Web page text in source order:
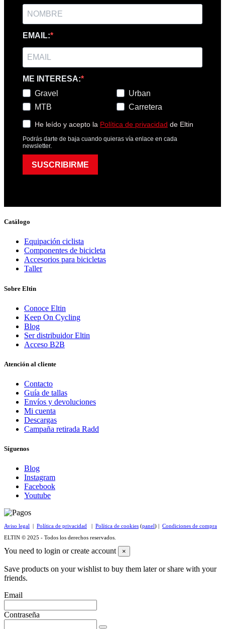
EMAIL:
ME INTERESA:
Gravel
MTB
Urban
Carretera
He leído y acepto la Política de privacidad de Eltin
Podrás darte de baja cuando quieras vía enlace en cada
newsletter.
SUSCRIBIRME
Catálogo
Equipación ciclista
Componentes de bicicleta
Accesorios para bicicletas
Taller
Sobre Eltin
Conoce Eltin
Keep On Cycling
Blog
Ser distribuidor Eltin
Acceso B2B
Atención al cliente
Contacto
Guía de tallas
Envíos y devoluciones
Mi cuenta
Descargas
Campaña retirada Radd
Síguenos
Blog
Instagram
Facebook
Youtube
Aviso legal Política de privacidad Política de cookies (panel) | Condiciones de compra
ELTIN © 2025 - Todos los derechos reservados.
You need to login or create account ×
Save products on your wishlist to buy them later or share with your
friends.
Email
Contraseña